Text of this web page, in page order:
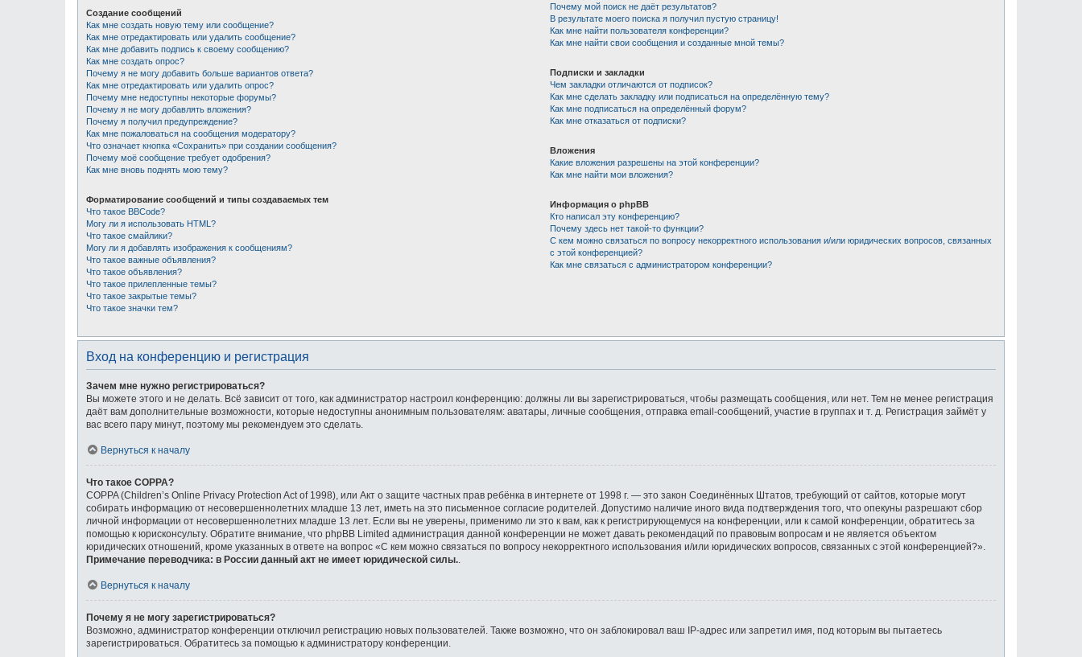
Создание сообщений
Как мне создать новую тему или сообщение?
Как мне отредактировать или удалить сообщение?
Как мне добавить подпись к своему сообщению?
Как мне создать опрос?
Почему я не могу добавить больше вариантов ответа?
Как мне отредактировать или удалить опрос?
Почему мне недоступны некоторые форумы?
Почему я не могу добавлять вложения?
Почему я получил предупреждение?
Как мне пожаловаться на сообщения модератору?
Что означает кнопка «Сохранить» при создании сообщения?
Почему моё сообщение требует одобрения?
Как мне вновь поднять мою тему?
Форматирование сообщений и типы создаваемых тем
Что такое BBCode?
Могу ли я использовать HTML?
Что такое смайлики?
Могу ли я добавлять изображения к сообщениям?
Что такое важные объявления?
Что такое объявления?
Что такое прилепленные темы?
Что такое закрытые темы?
Что такое значки тем?
Почему мой поиск не даёт результатов?
В результате моего поиска я получил пустую страницу!
Как мне найти пользователя конференции?
Как мне найти свои сообщения и созданные мной темы?
Подписки и закладки
Чем закладки отличаются от подписок?
Как мне сделать закладку или подписаться на определённую тему?
Как мне подписаться на определённый форум?
Как мне отказаться от подписки?
Вложения
Какие вложения разрешены на этой конференции?
Как мне найти мои вложения?
Информация о phpBB
Кто написал эту конференцию?
Почему здесь нет такой-то функции?
С кем можно связаться по вопросу некорректного использования и/или юридических вопросов, связанных
с этой конференцией?
Как мне связаться с администратором конференции?
Вход на конференцию и регистрация
Зачем мне нужно регистрироваться?
Вы можете этого и не делать. Всё зависит от того, как администратор настроил конференцию: должны ли вы зарегистрироваться, чтобы размещать сообщения, или нет. Тем не менее регистрация
даёт вам дополнительные возможности, которые недоступны анонимным пользователям: аватары, личные сообщения, отправка email-сообщений, участие в группах и т. д. Регистрация займёт у
вас всего пару минут, поэтому мы рекомендуем это сделать.
Вернуться к началу
Что такое COPPA?
COPPA (Children’s Online Privacy Protection Act of 1998), или Акт о защите частных прав ребёнка в интернете от 1998 г. — это закон Соединённых Штатов, требующий от сайтов, которые могут
собирать информацию от несовершеннолетних младше 13 лет, иметь на это письменное согласие родителей. Допустимо наличие иного вида подтверждения того, что опекуны разрешают сбор
личной информации от несовершеннолетних младше 13 лет. Если вы не уверены, применимо ли это к вам, как к регистрирующемуся на конференции, или к самой конференции, обратитесь за
помощью к юрисконсульту. Обратите внимание, что phpBB Limited администрация данной конференции не может давать рекомендаций по правовым вопросам и не является объектом
юридических отношений, кроме указанных в ответе на вопрос «С кем можно связаться по вопросу некорректного использования и/или юридических вопросов, связанных с этой конференцией?».
Примечание переводчика: в России данный акт не имеет юридической силы..
Вернуться к началу
Почему я не могу зарегистрироваться?
Возможно, администратор конференции отключил регистрацию новых пользователей. Также возможно, что он заблокировал ваш IP-адрес или запретил имя, под которым вы пытаетесь
зарегистрироваться. Обратитесь за помощью к администратору конференции.